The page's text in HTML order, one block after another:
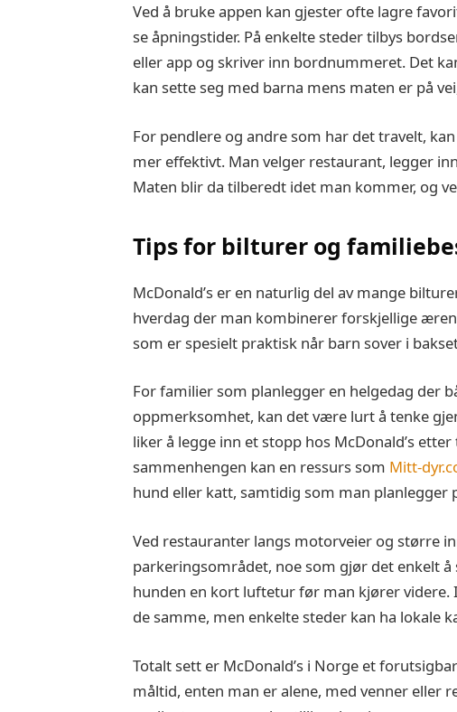
Ved å bruke appen kan gjester ofte lagre
se åpningstider. På enkelte steder tilbys
eller app og skriver inn bordnummeret. Det
kan sette seg med barna mens maten er på
For pendlere og andre som har det travelt,
mer effektivt. Man velger restaurant, legger
Maten blir da tilberedt idet man kommer, og
Tips for bilturer og
McDonald’s er en naturlig del av mange
hverdag der man kombinerer forskjellige
som er spesielt praktisk når barn sover i
For familier som planlegger en helgedag der
oppmerksomhet, kan det være lurt å tenke
liker å legge inn et stopp hos McDonald’s
sammenhengen kan en ressurs som Mitt-
hund eller katt, samtidig som man
Ved restauranter langs motorveier og større
parkeringsområdet, noe som gjør det enkelt
hunden en kort luftetur før man kjører videre.
de samme, men enkelte steder kan ha lokale
Totalt sett er McDonald’s i Norge et
måltid, enten man er alene, med venner eller